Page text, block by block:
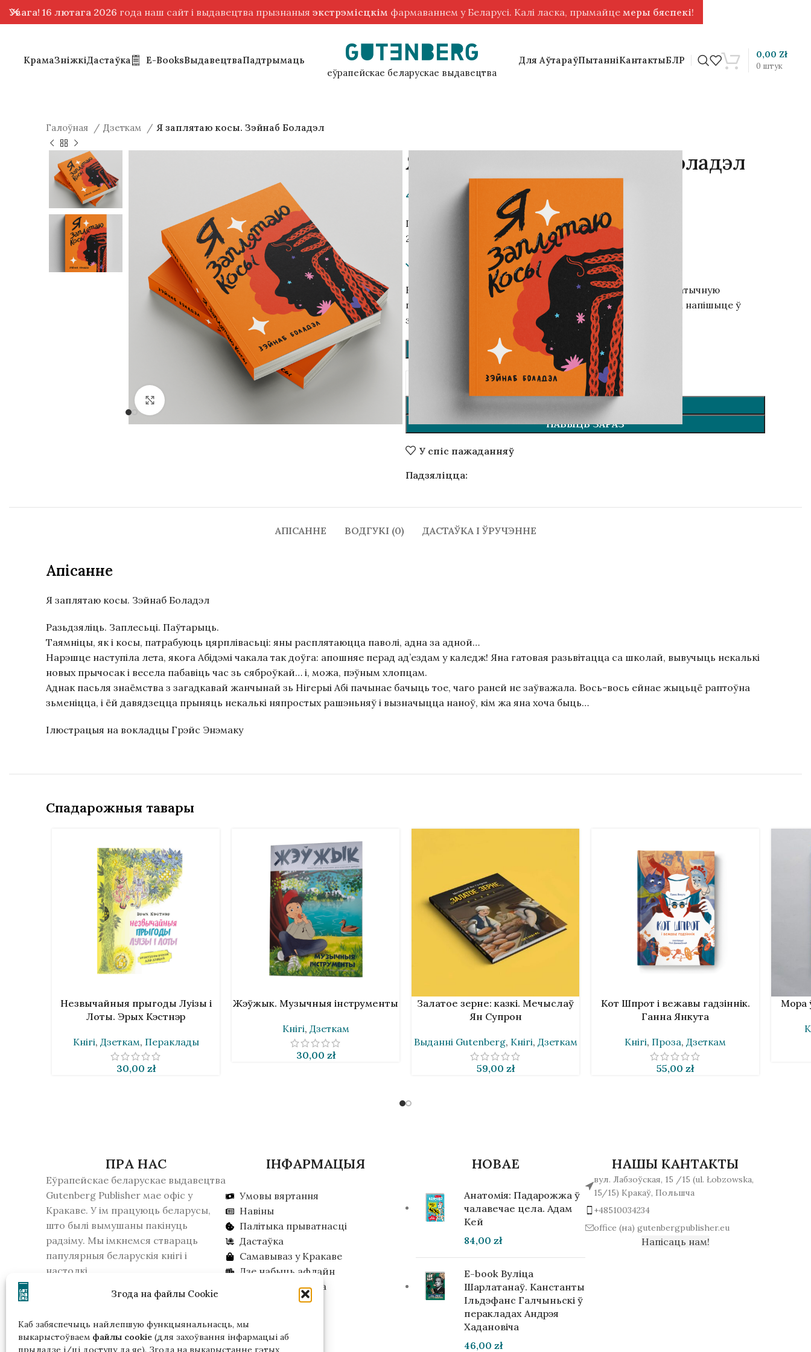
Згода на файлы Cookie
Каб забяспечыць найлепшую функцыянальнасць, мы
выкарыстоўваем файлы cookie (для захоўвання інфармацыі аб
прыладзе і/ці доступу да яе). Згода на выкарыстанне гэтых
КрамаЗніжкіДастаўка E-BooksВыдавецтваПадтрымаць
еўрапейскае беларускае выдавецтва
Для АўтараўПытанніКантактыБЛР
0 штук
0,00 Zł
Галоўная Дзеткам Я заплятаю косы. Зэйнаб Боладэл
Я заплятаю косы. Зэйнаб Боладэл
49,00 zł
Пераклад на беларускую мову Марыны Дзергачовай
223 с., мяккая вокладка
Вашу пакупку загорнем у прыгожую паперу і дадамо тэматычную
паштоўку. Па вашым жаданні — падпішам, ад каго (толькі напішыце ў
заўвагах, што напісаць).
ПАДАРУНКАВАЯ ЎПАКОЎКА (+20 ZŁ)
У КОШЫК
НАБЫЦЬ ЗАРАЗ
У спіс пажаданняў
Падзяліцца:
АПІСАННЕ ВОДГУКІ (0) ДАСТАЎКА І ЎРУЧЭННЕ
Апісанне
Я заплятаю косы. Зэйнаб Боладэл
Разьдзяліць. Заплесьці. Паўтарыць.
Таямніцы, як і косы, патрабуюць цярплівасьці: яны расплятаюцца паволі, адна за адной…
Нарэшце наступіла лета, якога Абідэмі чакала так доўга: апошняе перад ад’ездам у каледж! Яна гатовая разьвітацца са школай, вывучыць некалькі
новых прычосак і весела пабавіць час зь сяброўкай… і, можа, пэўным хлопцам.
Аднак пасьля знаёмства з загадкавай жанчынай зь Нігерыі Абі пачынае бачыць тое, чаго раней не заўважала. Вось-вось ейнае жыцьцё раптоўна
зьменіцца, і ёй давядзецца прыняць некалькі няпростых рашэньняў і вызначыцца наноў, кім жа яна хоча быць…
Ілюстрацыя на вокладцы Грэйс Энэмаку
Спадарожныя тавары
У КОШЫК
Незвычайныя прыгоды Луізы і
Лоты. Эрых Кэстнэр
Кнігі, Дзеткам, Пераклады
30,00 zł
У КОШЫК
Жэўжык. Музычныя інструменты
Кнігі, Дзеткам
30,00 zł
У КОШЫК
Залатое зерне: казкі. Мечыслаў
Ян Супрон
Выданнi Gutenberg, Кнігі, Дзеткам
59,00 zł
У КОШЫК
Кот Шпрот і вежавы гадзіннік.
Ганна Янкута
Кнігі, Проза, Дзеткам
55,00 zł
УМора
ПРА НАС
Еўрапейскае беларускае выдавецтва
Gutenberg Publisher мае офіс у
Кракаве. У ім працуюць беларусы,
што былі вымушаны пакінуць
радзiму. Мы імкнемся ствараць
папулярныя беларускія кнігі і
настолкі.
прызнала выдавецтва экстрэмісцім
гэта, калі жывеце ў Беларусі.
ІНФАРМАЦЫЯ
Умовы вяртання
Навіны
Палітыка прыватнасці
Дастаўка
Самавываз у Кракаве
Дзе набыць афлайн
Шукаем інвестара
НОВАЕ
Анатомія: Падарожжа ў
чалавечае цела. Адам
Кей
84,00 zł
E-book Вуліца
Шарлатанаў. Канстанты
Ільдэфанс Галчыньскі ў
перакладах Андрэя
Хадановіча
46,00 zł
НАШЫ КАНТАКТЫ
вул. Лабзоўская, 15 /15 (ul. Łobzowska,
15/15) Кракаў, Польшча
+48510034234
office (на) gutenbergpublisher.eu
Напісаць нам!
Увага! 16 лютага 2026 года наш сайт і выдавецтва прызнаныя экстрэмісцкім фармаваннем у Беларусі. Калі ласка, прымайце меры бяспекі!